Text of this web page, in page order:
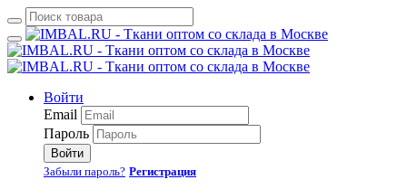
Войти
Email
Пароль
Войти
Забыли пароль? Регистрация